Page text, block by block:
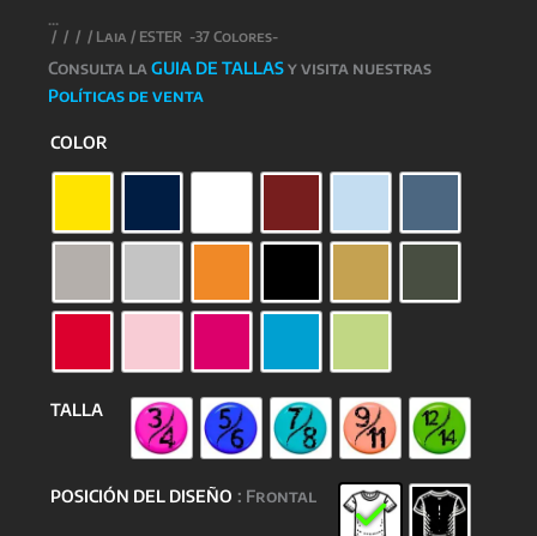
/ / / / Laia / ESTER -37 Colores-
Consulta la GUIA DE TALLASy visita nuestras
Políticas de venta
COLOR
TALLA
POSICIÓN DEL DISEÑO : Frontal